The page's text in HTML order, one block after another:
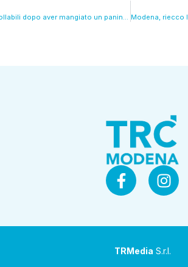
TRMedia S.r.l.